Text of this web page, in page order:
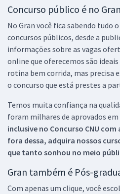
Concurso público é no Gran
No Gran você fica sabendo tudo
concursos públicos, desde a
informações sobre as vagas
online que oferecemos são
rotina bem corrida, mas precisa
o concurso que está prestes a
Temos muita confiança na
foram milhares de aprovados em
inclusive no Concurso CNU com
fora dessa, adquira nossos
que tanto sonhou no meio
Gran também é Pós-
Com apenas um clique, você